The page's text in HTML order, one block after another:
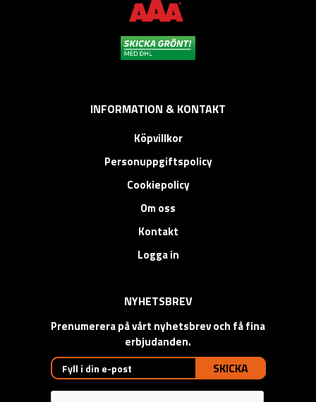
INFORMATION & KONTAKT
Köpvillkor
Personuppgiftspolicy
Cookiepolicy
Om oss
Kontakt
Logga in
NYHETSBREV
Prenumerera på vårt nyhetsbrev och få fina
erbjudanden.
SKICKA